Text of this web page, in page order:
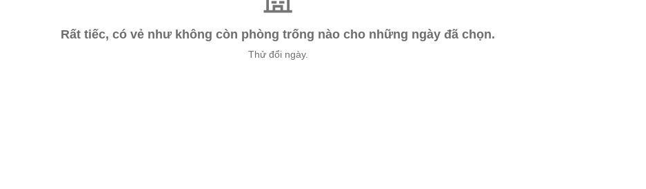
Rất tiếc, có vẻ như không còn phòng trống nào cho những ngày đã chọn.
Thử đổi ngày.